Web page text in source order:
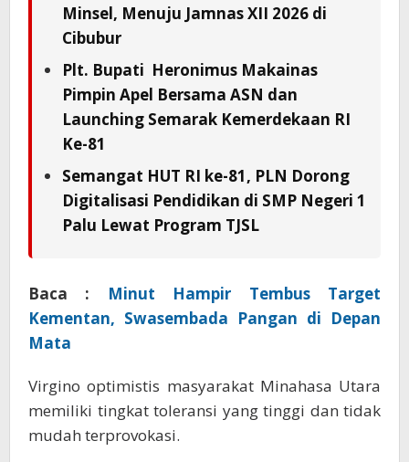
Minsel, Menuju Jamnas XII 2026 di
Cibubur
Plt. Bupati Heronimus Makainas
Pimpin Apel Bersama ASN dan
Launching Semarak Kemerdekaan RI
Ke-81
Semangat HUT RI ke-81, PLN Dorong
Digitalisasi Pendidikan di SMP Negeri 1
Palu Lewat Program TJSL
Baca : Minut Hampir Tembus Target
Kementan, Swasembada Pangan di Depan
Mata
Virgino optimistis masyarakat Minahasa Utara
memiliki tingkat toleransi yang tinggi dan tidak
mudah terprovokasi.